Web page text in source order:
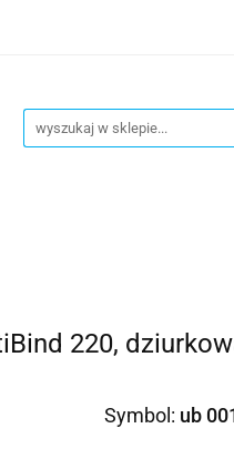
Blog Kontakt
220,
Symbol: ub